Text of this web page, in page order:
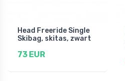
Head Freeride Single
Skibag, skitas, zwart
73 EUR